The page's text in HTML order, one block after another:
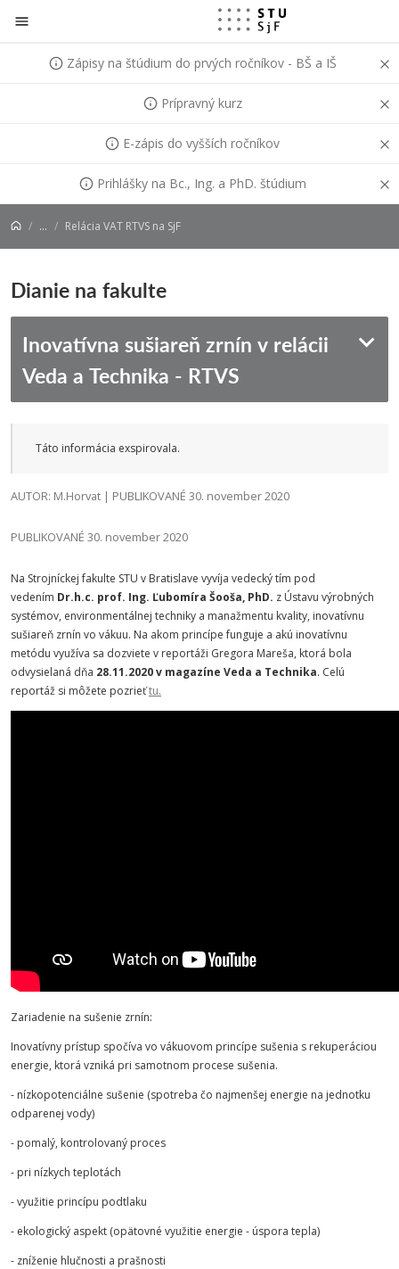
Prejsť na obsah
Zápisy na štúdium do prvých ročníkov - BŠ a IŠ
Prípravný kurz
E-zápis do vyšších ročníkov
Prihlášky na Bc., Ing. a PhD. štúdium
... Relácia VAT RTVS na SjF
Dianie na fakulte
Inovatívna sušiareň zrnín v relácii
Veda a Technika - RTVS
Táto informácia exspirovala.
AUTOR: M.Horvat | PUBLIKOVANÉ 30. november 2020
PUBLIKOVANÉ 30. november 2020
Na Strojníckej fakulte STU v Bratislave vyvíja vedecký tím pod
vedením Dr.h.c. prof. Ing. Ľubomíra Šooša, PhD. z Ústavu výrobných
systémov, environmentálnej techniky a manažmentu kvality, inovatívnu
sušiareň zrnín vo vákuu. Na akom princípe funguje a akú inovatívnu
metódu využíva sa dozviete v reportáži Gregora Mareša, ktorá bola
odvysielaná dňa 28.11.2020 v magazíne Veda a Technika. Celú
reportáž si môžete pozrieťtu.
Zariadenie na sušenie zrnín:
Inovatívny prístup spočíva vo vákuovom princípe sušenia s rekuperáciou
energie, ktorá vzniká pri samotnom procese sušenia.
- nízkopotenciálne sušenie (spotreba čo najmenšej energie na jednotku
odparenej vody)
- pomalý, kontrolovaný proces
- pri nízkych teplotách
- využitie princípu podtlaku
- ekologický aspekt (opätovné využitie energie - úspora tepla)
- zníženie hlučnosti a prašnosti